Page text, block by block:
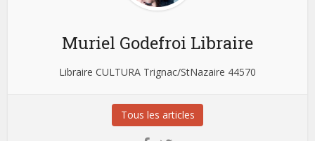
Muriel Godefroi Libraire
Libraire CULTURA Trignac/StNazaire 44570
Tous les articles